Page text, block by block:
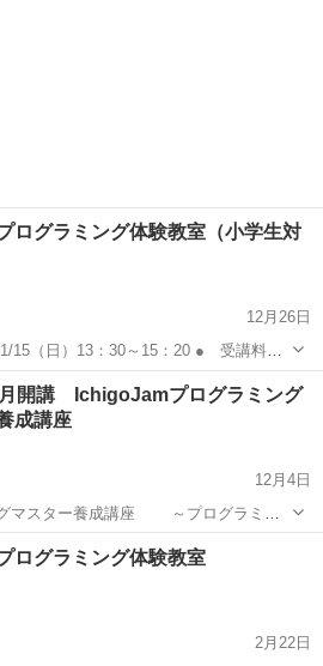
ログラミング体験教室（小学生対
12月26日
グしてロボットを動かしてみよう！ ...
プログラミング 小学生
開講 IchigoJamプログラミング
成講座
12月4日
成講座 ～プログラミン
のひらにのせられる
パソコン「IchigoJam」を使用し て
パソコン 講座
ログラミング体験教室
2月22日